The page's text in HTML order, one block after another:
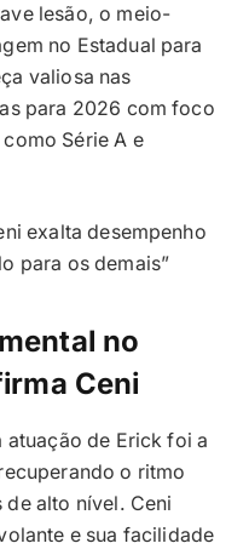
lesão, o meio-
no Estadual para
valiosa nas
para 2026 com foco
Série A e
exalta desempenho
para os demais”
no
Ceni
atuação de Erick foi a
o ritmo
alto nível. Ceni
e sua facilidade